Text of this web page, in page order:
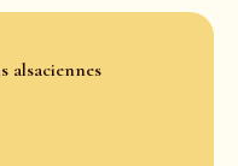
alsaciennes